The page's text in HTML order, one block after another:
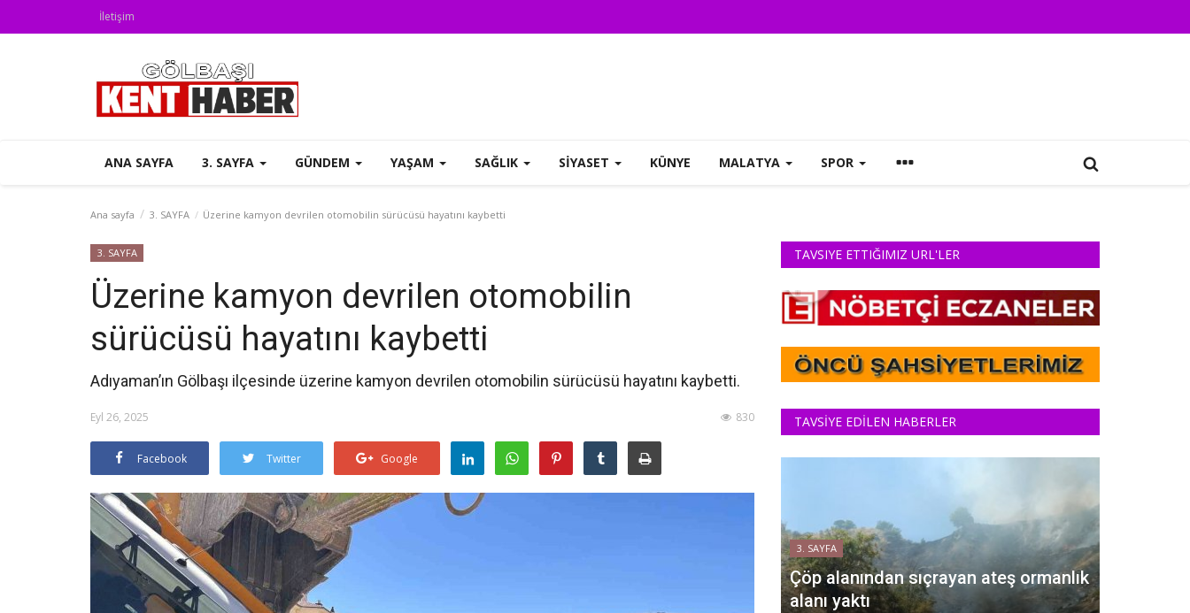
İletişim
ANA SAYFA 3. SAYFA GÜNDEM YAŞAM SAĞLIK SİYASET KÜNYE MALATYA SPOR
Ana sayfa 3. SAYFA ‎Üzerine kamyon devrilen otomobilin sürücüsü hayatını kaybetti
3. SAYFA
‎Üzerine kamyon devrilen otomobilin
sürücüsü hayatını kaybetti
Adıyaman’ın Gölbaşı ilçesinde üzerine kamyon devrilen otomobilin sürücüsü hayatını kaybetti. ‎
Eyl 26, 2025 830
Facebook Twitter Google
TAVSIYE ETTIĞIMIZ URL'LER
TAVSİYE EDİLEN HABERLER
3. SAYFA
Çöp alanından sıçrayan ateş ormanlık
alanı yaktı